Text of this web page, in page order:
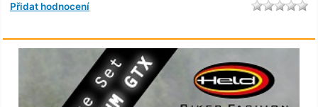
Přidat hodnocení